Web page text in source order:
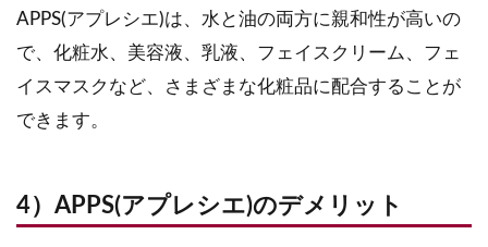
APPS(アプレシエ)は、水と油の両方に親和性が高いの
で、化粧水、美容液、乳液、フェイスクリーム、フェ
イスマスクなど、さまざまな化粧品に配合することが
できます。
4）APPS(アプレシエ)のデメリット